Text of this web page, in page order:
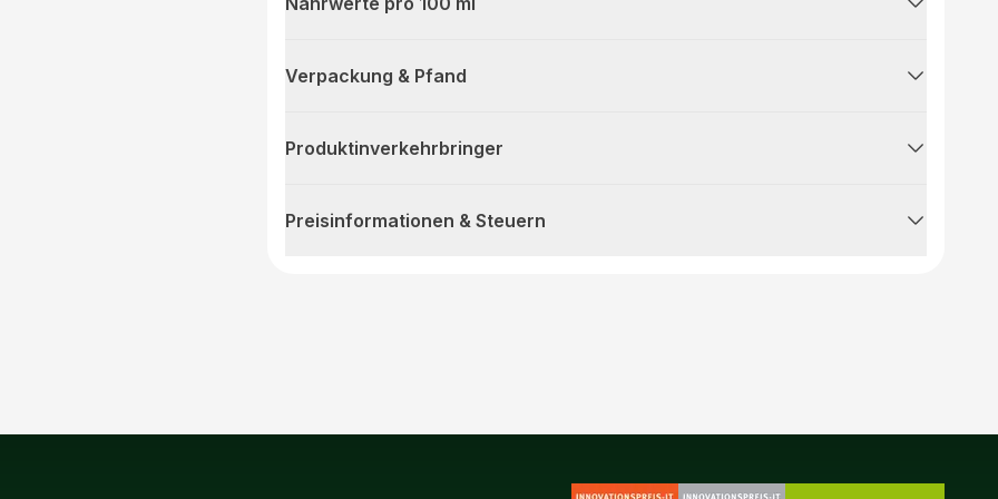
Verpackung & Pfand
Produktinverkehrbringer
Preisinformationen & Steuern